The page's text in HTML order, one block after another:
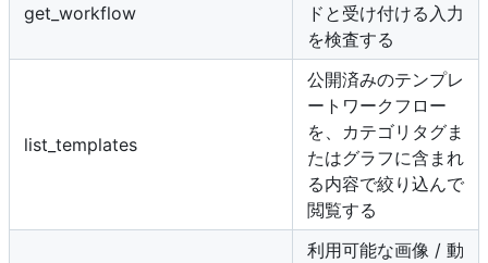
get_workflow
ドと受け付ける入力
を検査する
list_templates
公開済みのテンプレ
ートワークフロー
を、カテゴリタグま
たはグラフに含まれ
る内容で絞り込んで
閲覧する
利用可能な画像 / 動